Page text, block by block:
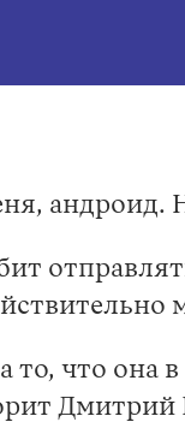
андроид.
то, что она
Дмитрий